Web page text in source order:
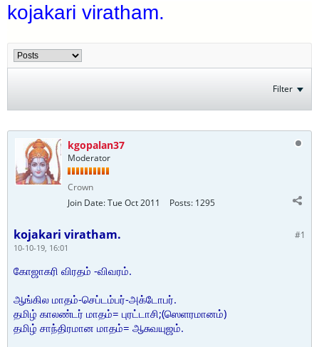
kojakari viratham.
Filter
kgopalan37
Moderator
Crown
Join Date:Tue Oct 2011 Posts: 1295
#1
kojakari viratham.
10-10-19, 16:01
கோஜாகரி விரதம் -விவரம்.
ஆங்கில மாதம்-செப்டம்பர்-அக்டோபர்.
தமிழ் காலண்டர் மாதம்= புரட்டாசி;(ஸெளரமானம்)
தமிழ் சாந்திரமான மாதம்= ஆசுவயுஜம்.